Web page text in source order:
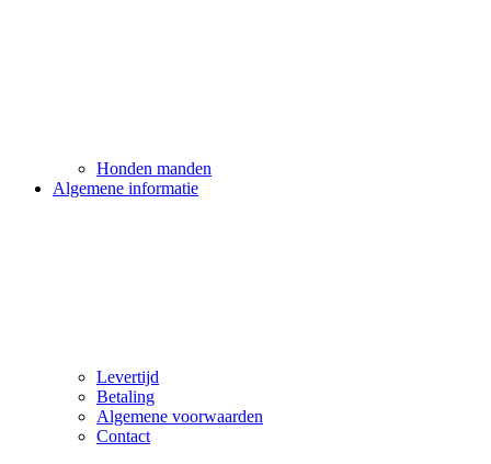
Honden manden
Algemene informatie
Levertijd
Betaling
Algemene voorwaarden
Contact